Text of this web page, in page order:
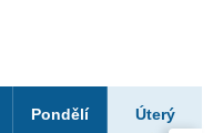
Pondělí Úterý